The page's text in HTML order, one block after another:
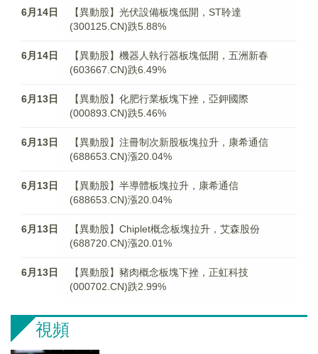
6月14日
【異動股】光伏設備板塊低開，ST聆達
(300125.CN)跌5.88%
6月14日
【異動股】機器人執行器板塊低開，五洲新春
(603667.CN)跌6.49%
6月13日
【異動股】化肥行業板塊下挫，亞鉀國際
(000893.CN)跌5.46%
6月13日
【異動股】注冊制次新股板塊拉升，康希通信
(688653.CN)漲20.04%
6月13日
【異動股】半導體板塊拉升，康希通信
(688653.CN)漲20.04%
6月13日
【異動股】Chiplet概念板塊拉升，艾森股份
(688720.CN)漲20.01%
6月13日
【異動股】豬肉概念板塊下挫，正虹科技
(000702.CN)跌2.99%
視頻